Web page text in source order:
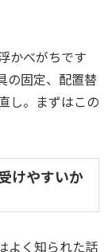
かべがちです
の固定、配置替
し。まずはこの
けやすいか
よく知られた話